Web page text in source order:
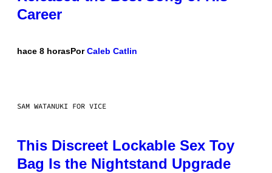
Career
hace 8 horasPorCaleb Catlin
SAM WATANUKI FOR VICE
This Discreet Lockable Sex Toy
Bag Is the Nightstand Upgrade